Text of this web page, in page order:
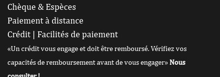
Chèque & Espèces
Paiement à distance
Crédit | Facilités de paiement
«Un crédit vous engage et doit être remboursé. Vérifiez vos
capacités de remboursement avant de vous engager» Nous